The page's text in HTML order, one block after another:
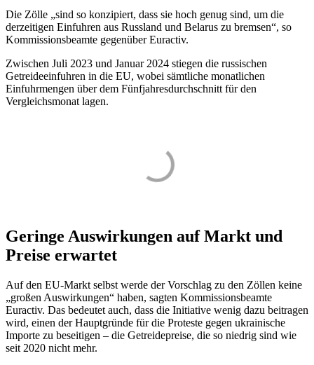
Die Zölle „sind so konzipiert, dass sie hoch genug sind, um die
derzeitigen Einfuhren aus Russland und Belarus zu bremsen“, so
Kommissionsbeamte gegenüber Euractiv.
Zwischen Juli 2023 und Januar 2024 stiegen die russischen
Getreideeinfuhren in die EU, wobei sämtliche monatlichen
Einfuhrmengen über dem Fünfjahresdurchschnitt für den
Vergleichsmonat lagen.
Geringe Auswirkungen auf Markt und
Preise erwartet
Auf den EU-Markt selbst werde der Vorschlag zu den Zöllen keine
„großen Auswirkungen“ haben, sagten Kommissionsbeamte
Euractiv. Das bedeutet auch, dass die Initiative wenig dazu beitragen
wird, einen der Hauptgründe für die Proteste gegen ukrainische
Importe zu beseitigen – die Getreidepreise, die so niedrig sind wie
seit 2020 nicht mehr.